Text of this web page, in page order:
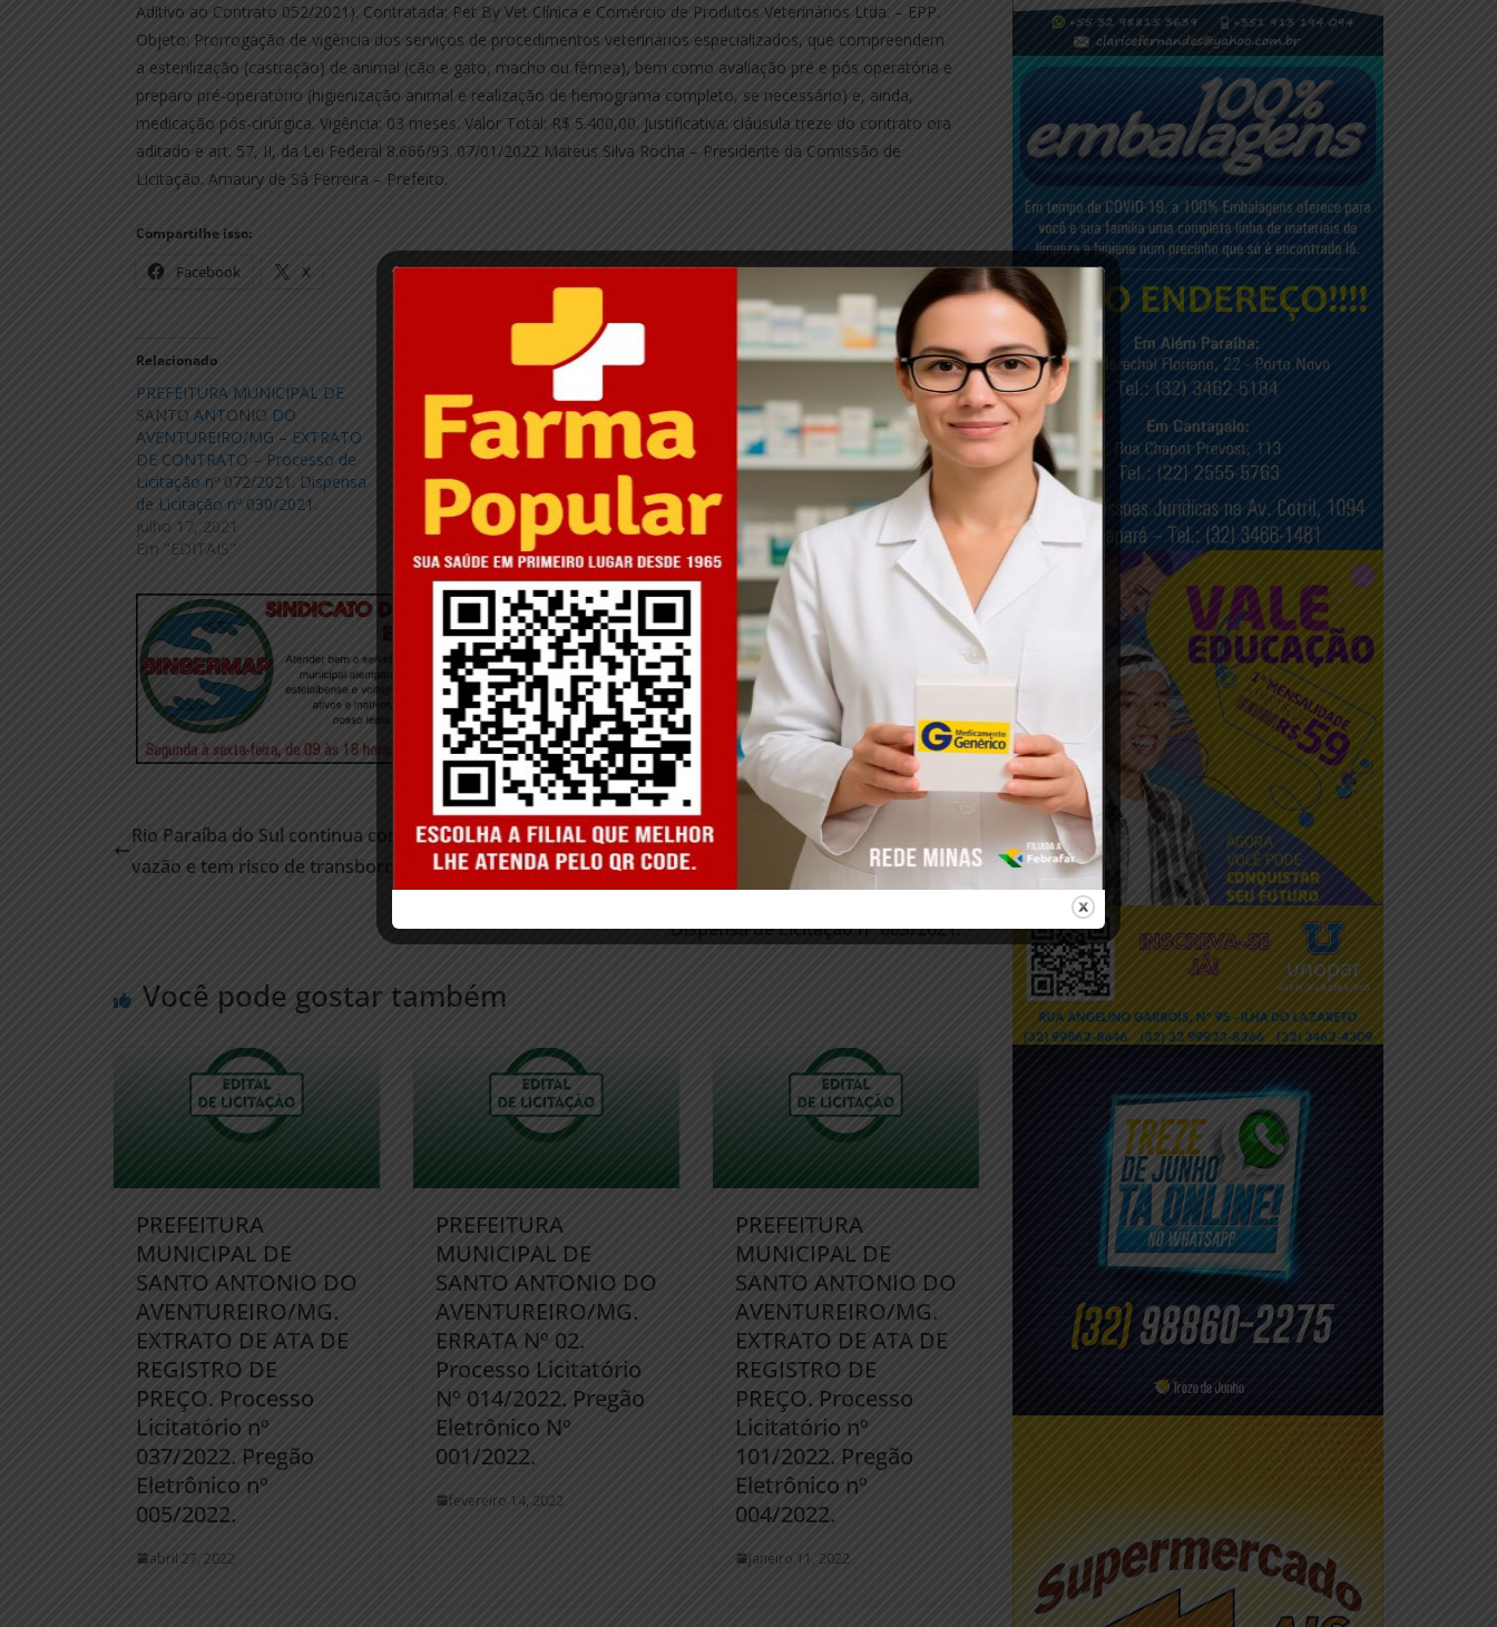
Aditivo ao Contrato 052/2021). Contratada: Pet By Vet Clínica e Comércio de Produtos Veterinários Ltda. – EPP.
Objeto: Prorrogação de vigência dos serviços de procedimentos veterinários especializados, que compreendem
a esterilização (castração) de animal (cão e gato, macho ou fêmea), bem como avaliação pré e pós operatória e
preparo pré-operatório (higienização animal e realização de hemograma completo, se necessário) e, ainda,
medicação pós-cirúrgica. Vigência: 03 meses. Valor Total: R$ 5.400,00. Justificativa: cláusula treze do contrato ora
aditado e art. 57, II, da Lei Federal 8.666/93. 07/01/2022 Mateus Silva Rocha – Presidente da Comissão de
Licitação. Amaury de Sá Ferreira – Prefeito.
Compartilhe isso:
Facebook X
Relacionado
PREFEITURA MUNICIPAL DE
SANTO ANTONIO DO
AVENTUREIRO/MG – EXTRATO
DE CONTRATO – Processo de
Licitação nº 072/2021. Dispensa
de Licitação nº 030/2021.
julho 17, 2021
Em "EDITAIS"
PREFEITURA MUNICIPAL DE
SANTO ANTONIO DO
AVENTUREIRO/MG. AVISO DE
RATIFICAÇÃO. Processo
Licitatório nº 072/2021, Dispensa
de Licitação nº 030/2021.
julho 17, 2021
Em "EDITAIS"
SANTO ANTONIO DO
AVENTUREIRO/MG. EXTRATO DE
TERMO ADITIVO. Processo de
de Licitação nº 030/2021.
janeiro 7, 2022
Em "EDITAIS"
Rio Paraíba do Sul continua com volume alto de
vazão e tem risco de transbordamento
PREFEITURA MUNICIPAL DE SANTO ANTONIO
DO AVENTUREIRO/MG. EXTRATO DE TERMO
ADITIVO. Processo de Licitação nº 007/2021.
Dispensa de Licitação nº 003/2021.
Você pode gostar também
PREFEITURA
MUNICIPAL DE
SANTO ANTONIO DO
AVENTUREIRO/MG.
EXTRATO DE ATA DE
REGISTRO DE
PREÇO. Processo
Licitatório nº
037/2022. Pregão
Eletrônico nº
005/2022.
abril 27, 2022
PREFEITURA
MUNICIPAL DE
SANTO ANTONIO DO
AVENTUREIRO/MG.
ERRATA Nº 02.
Processo Licitatório
Nº 014/2022. Pregão
Eletrônico Nº
001/2022.
fevereiro 14, 2022
PREFEITURA
MUNICIPAL DE
SANTO ANTONIO DO
AVENTUREIRO/MG.
EXTRATO DE ATA DE
REGISTRO DE
PREÇO. Processo
Licitatório nº
101/2022. Pregão
Eletrônico nº
004/2022.
janeiro 11, 2022